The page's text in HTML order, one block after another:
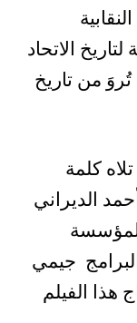
لتاريخ الاتحاد
تُروَ من تاريخ
كلمة
الديراني
جيمي
هذا الفيلم